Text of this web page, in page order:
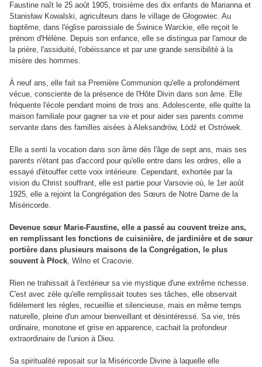
Faustine naît le 25 août 1905, troisième des dix enfants de Marianna et
Stanisław Kowalski, agriculteurs dans le village de Głogowiec. Au
baptême, dans l'église paroissiale de Świnice Warckie, elle reçoit le
prénom d'Hélène. Depuis son enfance, elle se distingua par l'amour de
la prière, l'assiduité, l'obéissance et par une grande sensibilité à la
misère des hommes.
À neuf ans, elle fait sa Première Communion qu'elle a profondément
vécue, consciente de la présence de l'Hôte Divin dans son âme. Elle
fréquente l'école pendant moins de trois ans. Adolescente, elle quitte la
maison familiale pour gagner sa vie et pour aider ses parents comme
servante dans des familles aisées à Aleksandrów, Łódź et Ostrówek.
Elle a senti la vocation dans son âme dès l'âge de sept ans, mais ses
parents n'étant pas d'accord pour qu'elle entre dans les ordres, elle a
essayé d'étouffer cette voix intérieure. Cependant, exhortée par la
vision du Christ souffrant, elle est partie pour Varsovie où, le 1er août
1925, elle a rejoint la Congrégation des Sœurs de Notre Dame de la
Miséricorde.
Devenue sœur Marie-Faustine, elle a passé au couvent treize ans,
en remplissant les fonctions de cuisinière, de jardinière et de sœur
portière dans plusieurs maisons de la Congrégation, le plus
souvent à Płock, Wilno et Cracovie.
Rien ne trahissait à l'extérieur sa vie mystique d'une extrême richesse.
C'est avec zèle qu'elle remplissait toutes ses tâches, elle observait
fidèlement les règles, recueillie et silencieuse, mais en même temps
naturelle, pleine d'un amour bienveillant et désintéressé. Sa vie, très
ordinaire, monotone et grise en apparence, cachait la profondeur
extraordinaire de l'union à Dieu.
Sa spiritualité reposait sur la Miséricorde Divine à laquelle elle